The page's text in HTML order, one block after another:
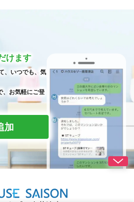
けます
、いつでも、気
、お気軽にご登
加